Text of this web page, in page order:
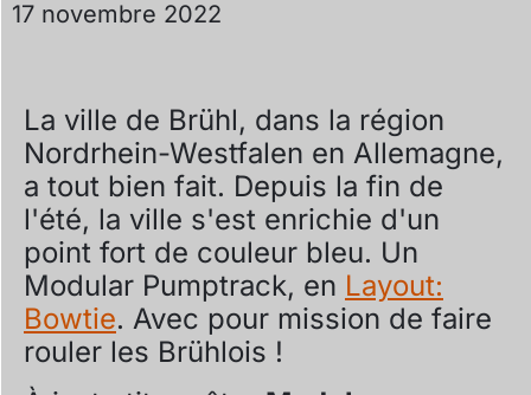
17 novembre 2022
La ville de Brühl, dans la région
Nordrhein-Westfalen en Allemagne,
a tout bien fait. Depuis la fin de
l'été, la ville s'est enrichie d'un
point fort de couleur bleu. Un
Modular Pumptrack, en Layout:
Bowtie. Avec pour mission de faire
rouler les Brühlois !